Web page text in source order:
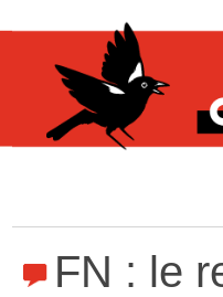
FN : le